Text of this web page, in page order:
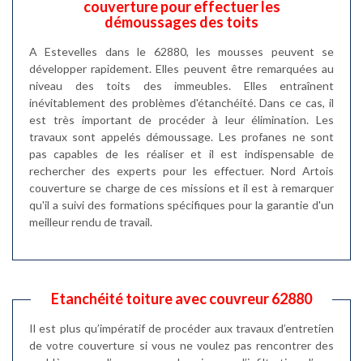
couverture pour effectuer les
démoussages des toits
A Estevelles dans le 62880, les mousses peuvent se
développer rapidement. Elles peuvent être remarquées au
niveau des toits des immeubles. Elles entraînent
inévitablement des problèmes d'étanchéité. Dans ce cas, il
est très important de procéder à leur élimination. Les
travaux sont appelés démoussage. Les profanes ne sont
pas capables de les réaliser et il est indispensable de
rechercher des experts pour les effectuer. Nord Artois
couverture se charge de ces missions et il est à remarquer
qu'il a suivi des formations spécifiques pour la garantie d'un
meilleur rendu de travail.
Etanchéité toiture avec couvreur 62880
Il est plus qu’impératif de procéder aux travaux d’entretien
de votre couverture si vous ne voulez pas rencontrer des